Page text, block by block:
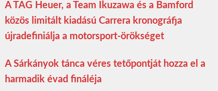
A TAG Heuer, a Team Ikuzawa és a Bamford
közös limitált kiadású Carrera kronográfja
újradefiniálja a motorsport-örökséget
A Sárkányok tánca véres tetőpontját hozza el a
harmadik évad fináléja